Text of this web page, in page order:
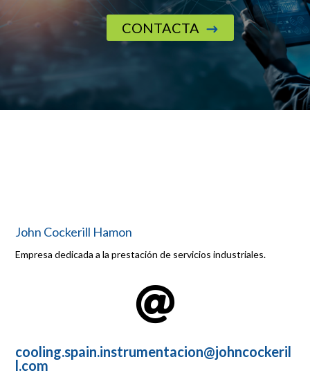
CONTACTA $
John Cockerill Hamon
Empresa dedicada a la prestación de servicios industriales.

cooling.spain.instrumentacion@johncockeril
l.com